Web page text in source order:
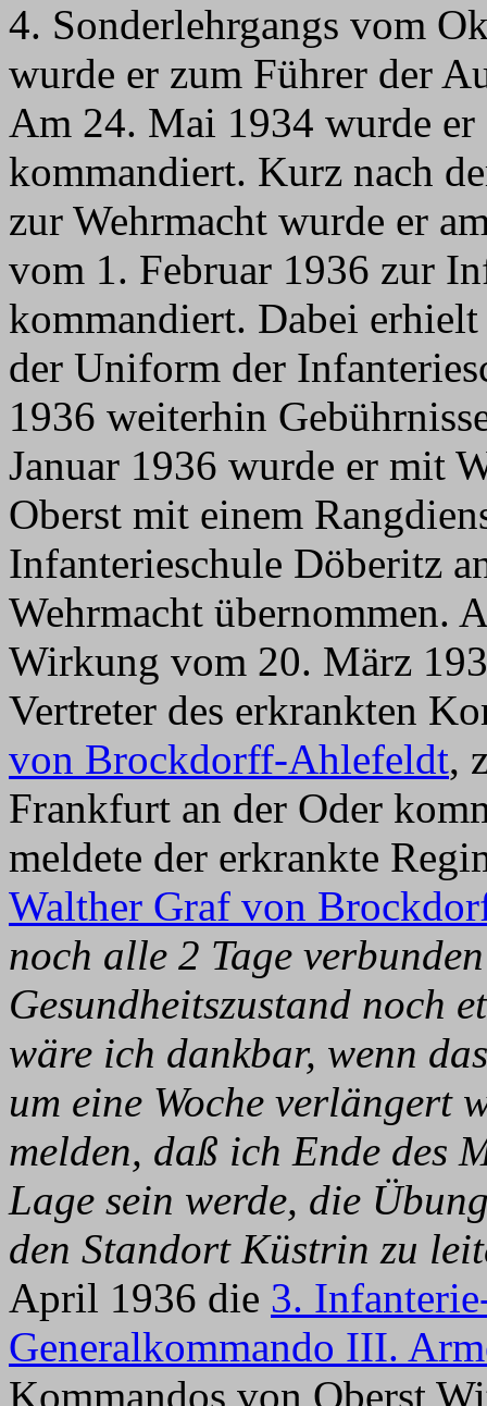
4. Sonderlehrgangs vom
wurde er zum Führer der
Am 24. Mai 1934 wurde
kommandiert. Kurz nach
zur Wehrmacht wurde er
vom 1. Februar 1936 zur
kommandiert. Dabei
der Uniform der
1936 weiterhin
Januar 1936 wurde er mit
Oberst mit einem
Infanterieschule Döberitz
Wehrmacht übernommen.
Wirkung vom 20. März
Vertreter des erkrankten
von Brockdorff-Ahlefeldt,
Frankfurt an der Oder
meldete der erkrankte
Walther Graf von
noch alle 2 Tage
Gesundheitszustand noch
wäre ich dankbar, wenn
um eine Woche verlängert
melden, daß ich Ende des
Lage sein werde, die
den Standort Küstrin zu
April 1936 die 3.
Generalkommando III.
Kommandos von Oberst